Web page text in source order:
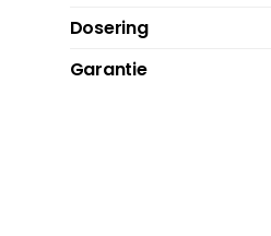
Dosering
Garantie